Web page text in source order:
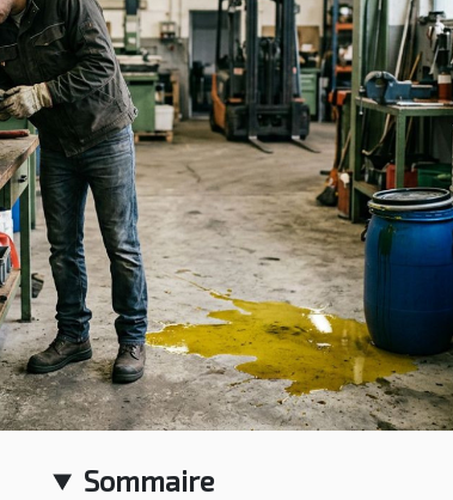
Sommaire